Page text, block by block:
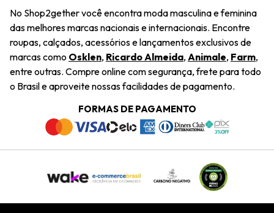
Saiu na Mídia
Sustentabilidade
Navegando
Termos e Condições
Trabalhe Conosco
Regulamento e Promoções
Wishlist
Troca Fácil
Restituição de Pagamento
Dúvidas Frequentes
Termos e Condições
Política de Privacidade
No Shop2gether você encontra moda masculina e feminina
das melhores marcas nacionais e internacionais. Encontre
roupas, calçados, acessórios e lançamentos exclusivos de
marcas como Osklen, Ricardo Almeida, Animale, Farm,
entre outras. Compre online com segurança, frete para todo
o Brasil e aproveite nossas facilidades de pagamento.
FORMAS DE PAGAMENTO